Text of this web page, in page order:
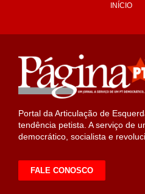
INÍCIO
Portal da Articulação de
tendência petista. A serviço de
democrático, socialista e
FALE CONOSCO